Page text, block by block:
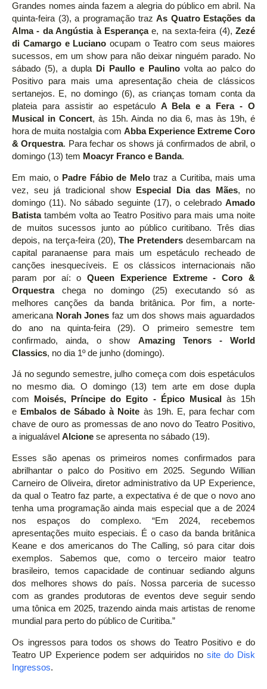
Grandes nomes ainda fazem a alegria do público em abril. Na
quinta-feira (3), a programação trazAs Quatro Estações da
Alma - da Angústia à Esperançae, na sexta-feira (4), Zezé
di Camargo e Luciano ocupam o Teatro com seus maiores
sucessos, em um show para não deixar ninguém parado. No
sábado (5), a dupla
Di Paullo e Paulino volta ao palco do
Positivo para mais uma apresentação cheia de clássicos
sertanejos. E, no domingo (6), as crianças tomam conta da
plateia para assistir ao espetáculo A Bela e a Fera - O
Musical in Concert, às 15h. Ainda no dia 6, mas às 19h, é
hora de muita nostalgia com Abba Experience Extreme Coro
& Orquestra. Para fechar os shows já confirmados de abril, o
domingo (13) tem Moacyr Franco e Banda.
Em maio, o Padre Fábio de Melotraz a Curitiba, mais uma
vez, seu já tradicional show
Especial Dia das Mães, no
domingo (11). No sábado seguinte (17), o celebrado Amado
Batistatambém volta ao Teatro Positivo para mais uma noite
de muitos sucessos junto ao público curitibano. Três dias
depois, na terça-feira (20), The Pretenders desembarcam na
capital paranaense para mais um espetáculo recheado de
canções inesquecíveis. E os clássicos internacionais não
param por aí: oQueen Experience Extreme - Coro &
Orquestrachega no domingo (25) executando só as
melhores canções da banda britânica. Por fim, a norte-
americana Norah Jones faz um dos shows mais aguardados
do ano na quinta-feira (29). O primeiro semestre tem
confirmado, ainda, o show Amazing Tenors - World
Classics, no dia 1º de junho (domingo).
Já no segundo semestre, julho começa com dois espetáculos
no mesmo dia. O domingo (13) tem arte em dose dupla
com
Moisés, Príncipe do Egito - Épico Musical
às 15h
e Embalos de Sábado à Noite às 19h. E, para fechar com
chave de ouro as promessas de ano novo do Teatro Positivo,
a inigualável Alcione se apresenta no sábado (19).
Esses são apenas os primeiros nomes confirmados para
abrilhantar o palco do Positivo em 2025. Segundo Willian
Carneiro de Oliveira, diretor administrativo da UP Experience,
da qual o Teatro faz parte, a expectativa é de que o novo ano
tenha uma programação ainda mais especial que a de 2024
nos espaços do complexo. “Em 2024, recebemos
apresentações muito especiais. É o caso da banda britânica
Keane e dos americanos do The Calling, só para citar dois
exemplos. Sabemos que, como o terceiro maior teatro
brasileiro, temos capacidade de continuar sediando alguns
dos melhores shows do país. Nossa parceria de sucesso
com as grandes produtoras de eventos deve seguir sendo
uma tônica em 2025, trazendo ainda mais artistas de renome
mundial para perto do público de Curitiba.”
Os ingressos para todos os shows do Teatro Positivo e do
Teatro UP Experience podem ser adquiridos no site do Disk
Ingressos.